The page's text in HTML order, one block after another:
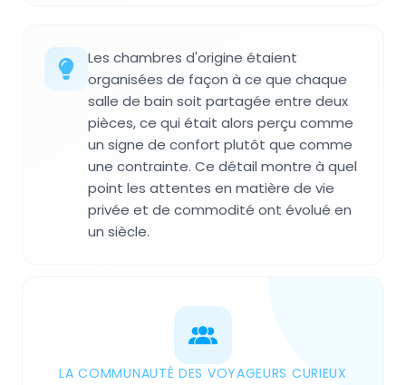
Les chambres d'origine étaient
organisées de façon à ce que chaque
salle de bain soit partagée entre deux
pièces, ce qui était alors perçu comme
un signe de confort plutôt que comme
une contrainte. Ce détail montre à quel
point les attentes en matière de vie
privée et de commodité ont évolué en
un siècle.
LA COMMUNAUTÉ DES VOYAGEURS CURIEUX